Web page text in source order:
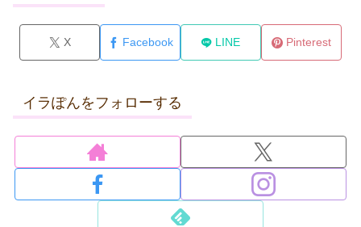
X Facebook LINE Pinterest
イラぽんをフォローする